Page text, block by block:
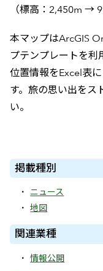
（標高：2,450m →
本マップはArcGIS
プテンプレートを利
位置情報をExcel表
す。旅の思い出をス
い。
掲載種別
ニュース
地図
関連業種
情報公開